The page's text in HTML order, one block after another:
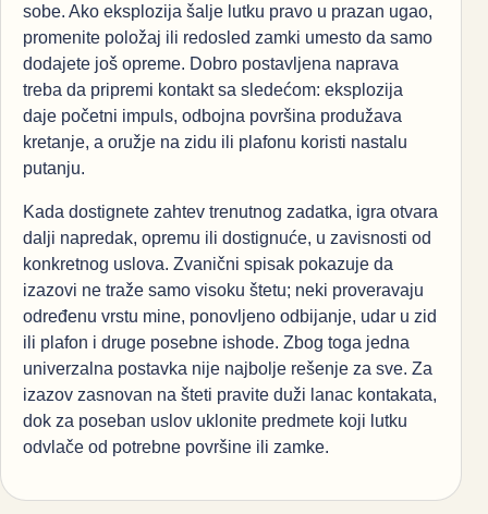
sobe. Ako eksplozija šalje lutku pravo u prazan ugao,
promenite položaj ili redosled zamki umesto da samo
dodajete još opreme. Dobro postavljena naprava
treba da pripremi kontakt sa sledećom: eksplozija
daje početni impuls, odbojna površina produžava
kretanje, a oružje na zidu ili plafonu koristi nastalu
putanju.
Kada dostignete zahtev trenutnog zadatka, igra otvara
dalji napredak, opremu ili dostignuće, u zavisnosti od
konkretnog uslova. Zvanični spisak pokazuje da
izazovi ne traže samo visoku štetu; neki proveravaju
određenu vrstu mine, ponovljeno odbijanje, udar u zid
ili plafon i druge posebne ishode. Zbog toga jedna
univerzalna postavka nije najbolje rešenje za sve. Za
izazov zasnovan na šteti pravite duži lanac kontakata,
dok za poseban uslov uklonite predmete koji lutku
odvlače od potrebne površine ili zamke.